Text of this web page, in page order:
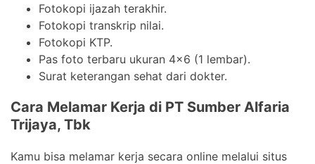
Fotokopi ijazah terakhir.
Fotokopi transkrip nilai.
Fotokopi KTP.
Pas foto terbaru ukuran 4×6 (1 lembar).
Surat keterangan sehat dari dokter.
Cara Melamar Kerja di PT Sumber Alfaria
Trijaya, Tbk
Kamu bisa melamar kerja secara online melalui situs